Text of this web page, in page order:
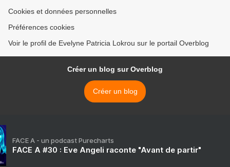
Cookies et données personnelles
Préférences cookies
Voir le profil de Evelyne Patricia Lokrou sur le portail Overblog
Créer un blog sur Overblog
Créer un blog
FACE A - un podcast Purecharts
FACE A #30 : Eve Angeli raconte "Avant de partir"